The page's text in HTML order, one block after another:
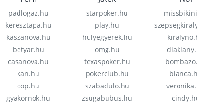
padlogaz.hu
keresztapa.hu
kaszanova.hu
betyar.hu
casanova.hu
kan.hu
cop.hu
gyakornok.hu
starpoker.hu
play.hu
hulyegyerek.hu
omg.hu
texaspoker.hu
pokerclub.hu
szabadulo.hu
zsugabubus.hu